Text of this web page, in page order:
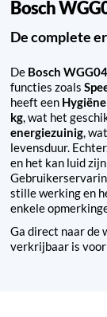
Bosch
De complete
De Bosch
functies zoals
heeft een
kg, wat het
energiezuinig,
levensduur.
en het kan luid
stille werking en
enkele
Ga direct naar de
verkrijbaar is